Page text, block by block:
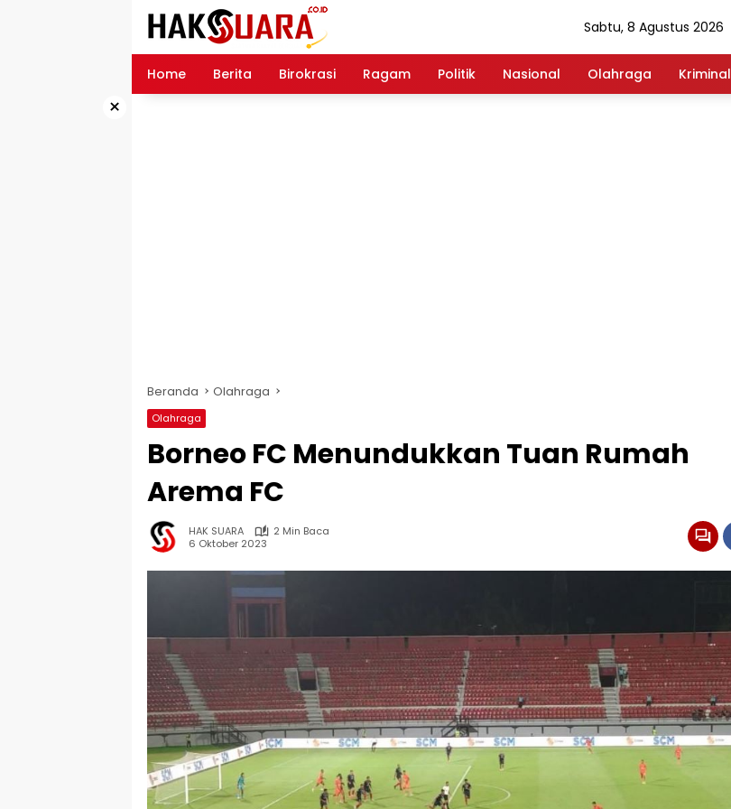
Sabtu, 8 Agustus 2026
Home Berita Birokrasi Ragam Politik Nasional Olahraga Kriminal
×
Beranda Olahraga
Olahraga
Borneo FC Menundukkan Tuan Rumah
Arema FC
HAK SUARA
2 Min Baca
6 Oktober 2023